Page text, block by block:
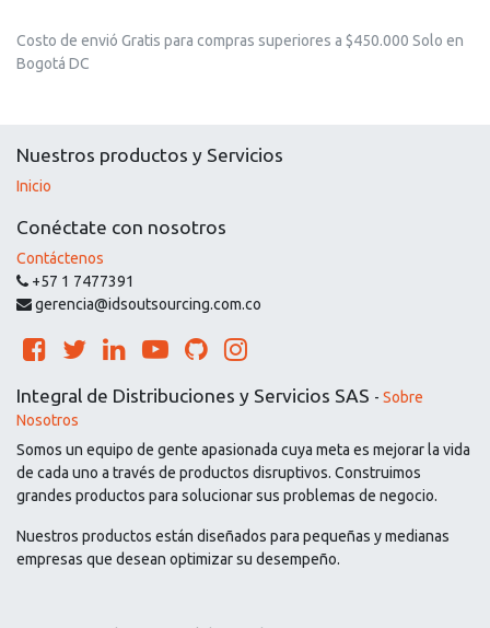
Costo de envió Gratis para compras superiores a $450.000 Solo en
Bogotá DC
Nuestros productos y Servicios
Inicio
Conéctate con nosotros
Contáctenos
+57 1 7477391
gerencia@idsoutsourcing.com.co
Integral de Distribuciones y Servicios SAS - Sobre
Nosotros
Somos un equipo de gente apasionada cuya meta es mejorar la vida
de cada uno a través de productos disruptivos. Construimos
grandes productos para solucionar sus problemas de negocio.
Nuestros productos están diseñados para pequeñas y medianas
empresas que desean optimizar su desempeño.